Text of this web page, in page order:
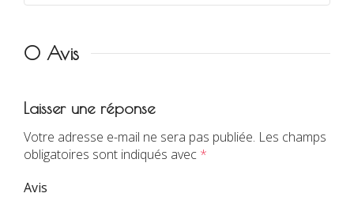
0 Avis
Laisser une réponse
Votre adresse e-mail ne sera pas publiée. Les champs
obligatoires sont indiqués avec *
Avis